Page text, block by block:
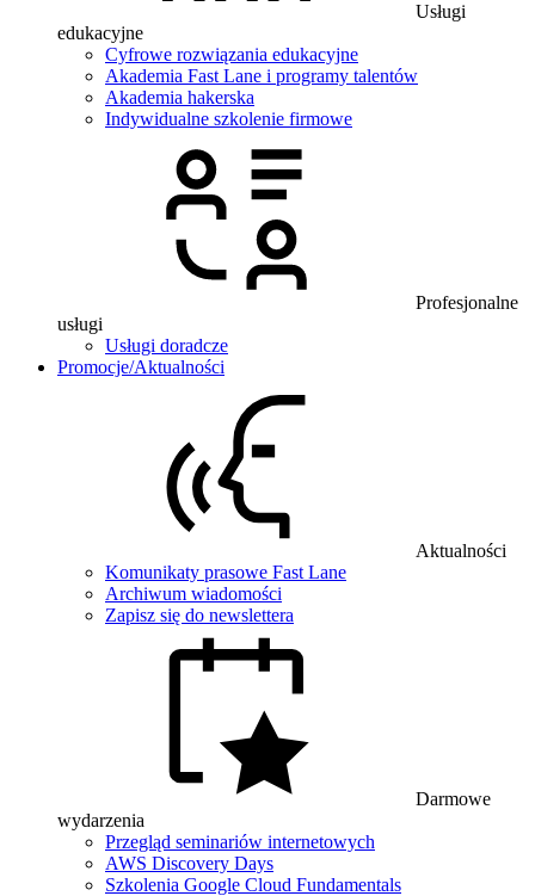
Usługi
edukacyjne
Cyfrowe rozwiązania edukacyjne
Akademia Fast Lane i programy talentów
Akademia hakerska
Indywidualne szkolenie firmowe
Profesjonalne
usługi
Usługi doradcze
Promocje/Aktualności
Aktualności
Komunikaty prasowe Fast Lane
Archiwum wiadomości
Zapisz się do newslettera
Darmowe
wydarzenia
Przegląd seminariów internetowych
AWS Discovery Days
Szkolenia Google Cloud Fundamentals